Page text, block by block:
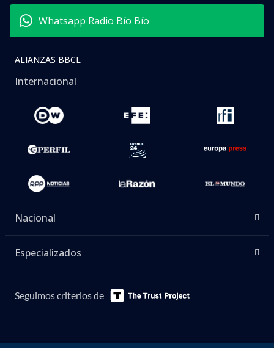
Whatsapp Radio Bío Bío
ALIANZAS BBCL
Internacional
Nacional
Especializados
Seguimos criterios de